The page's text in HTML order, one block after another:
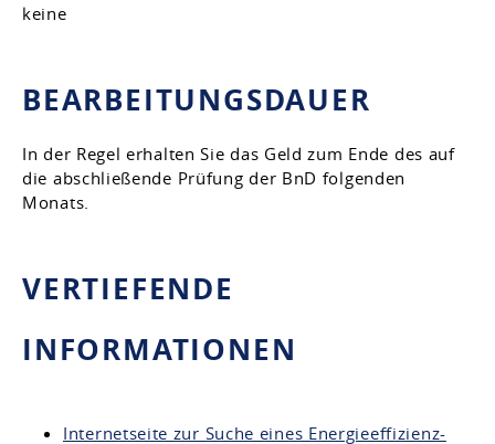
keine
BEARBEITUNGSDAUER
In der Regel erhalten Sie das Geld zum Ende des auf
die abschließende Prüfung der BnD folgenden
Monats.
VERTIEFENDE
INFORMATIONEN
Internetseite zur Suche eines Energieeffizienz-